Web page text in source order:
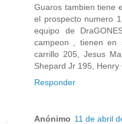
Guaros tambien tiene
el prospecto numero
equipo de
campeon , tienen en
carrillo 205, Jesus
Shepard Jr 195, Henry
Responder
Anónimo 11 de abril